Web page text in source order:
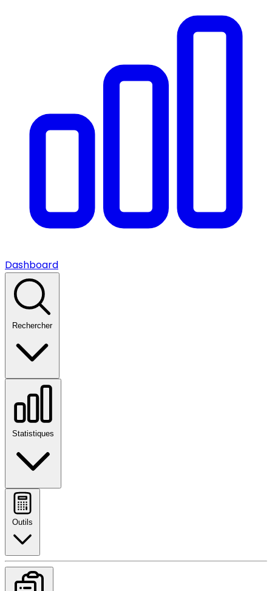
Dashboard
Rechercher
Statistiques
Outils